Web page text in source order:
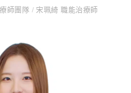
師團隊 / 宋珮綺 職能治療師